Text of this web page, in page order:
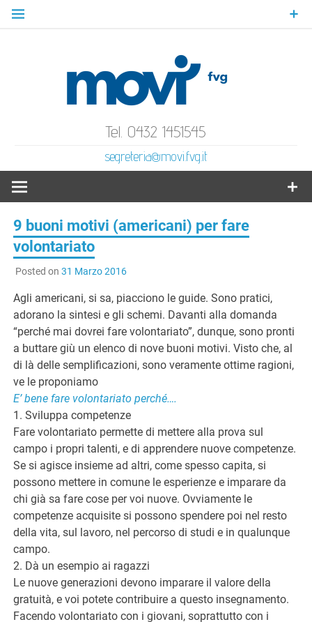
Skip
Tel. 0432 1451545
segreteria@movi.fvg.it
9 buoni motivi (americani) per fare
volontariato
Posted on 31 Marzo 2016
Agli americani, si sa, piacciono le guide. Sono pratici,
adorano la sintesi e gli schemi. Davanti alla domanda
“perché mai dovrei fare volontariato”, dunque, sono pronti
a buttare giù un elenco di nove buoni motivi. Visto che, al
di là delle semplificazioni, sono veramente ottime ragioni,
ve le proponiamo
E’ bene fare volontariato perché….
1. Sviluppa competenze
Fare volontariato permette di mettere alla prova sul
campo i propri talenti, e di apprendere nuove competenze.
Se si agisce insieme ad altri, come spesso capita, si
possono mettere in comune le esperienze e imparare da
chi già sa fare cose per voi nuove. Ovviamente le
competenze acquisite si possono spendere poi nel resto
della vita, sul lavoro, nel percorso di studi e in qualunque
campo.
2. Dà un esempio ai ragazzi
Le nuove generazioni devono imparare il valore della
gratuità, e voi potete contribuire a questo insegnamento.
Facendo volontariato con i giovani, soprattutto con i